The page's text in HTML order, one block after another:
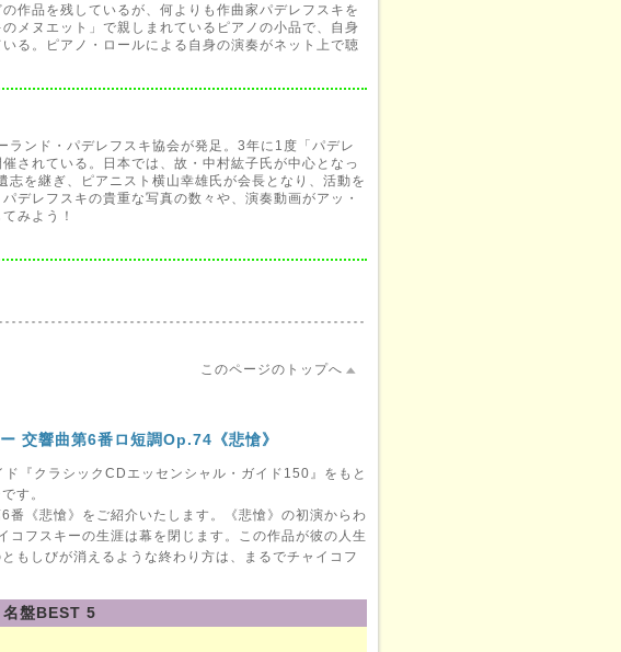
作品を残しているが、何よりも作曲家パデレフスキを
メヌエット」で親しまれているピアノの小品で、自身
る。ピアノ・ロールによる自身の演奏がネット上で聴
ランド・パデレフスキ協会が発足。3年に1度「パデレ
されている。日本では、故・中村紘子氏が中心となっ
を継ぎ、ピアニスト横山幸雄氏が会長となり、活動を
デレフスキの貴重な写真の数々や、演奏動画がアッ・
みよう！
このページのトップへ
交響曲第6番ロ短調Op.74《悲愴》
『クラシックCDエッセンシャル・ガイド150』をもと
す。
番《悲愴》をご紹介いたします。《悲愴》の初演からわ
コフスキーの生涯は幕を閉じます。この作品が彼の人生
もしびが消えるような終わり方は、まるでチャイコフ
名盤BEST 5